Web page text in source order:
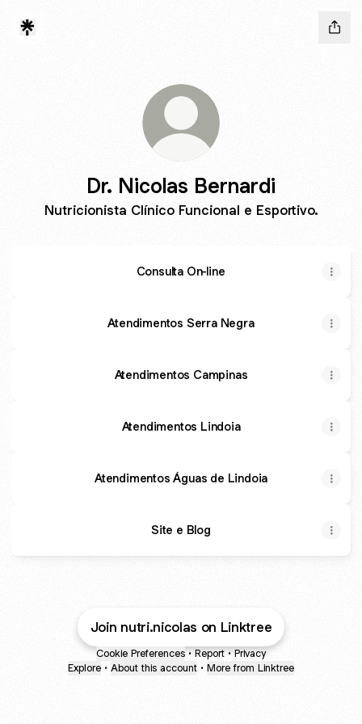
Dr. Nicolas Bernardi
Nutricionista Clínico Funcional e Esportivo.
Consulta On-line
Atendimentos Serra Negra
Atendimentos Campinas
Atendimentos Lindoia
Atendimentos Águas de Lindoia
Site e Blog
Join nutri.nicolas on Linktree
Cookie Preferences • Report • Privacy
Explore • About this account • More from Linktree